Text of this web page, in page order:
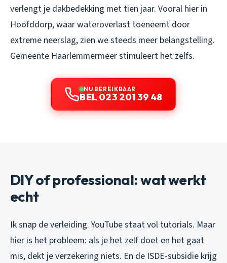
verlengt je dakbedekking met tien jaar. Vooral hier in
Hoofddorp, waar wateroverlast toeneemt door
extreme neerslag, zien we steeds meer belangstelling.
Gemeente Haarlemmermeer stimuleert het zelfs.
NU BEREIKBAAR
BEL 023 201 39 48
DIY of professional: wat werkt
echt
Ik snap de verleiding. YouTube staat vol tutorials. Maar
hier is het probleem: als je het zelf doet en het gaat
mis, dekt je verzekering niets. En de ISDE-subsidie krijg